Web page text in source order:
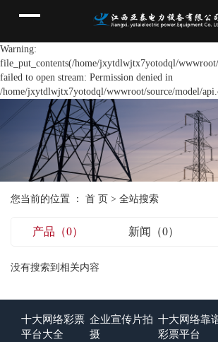
Warning:
file_put_contents(/home/jxytdlwjtx7yotodql/wwwroot/
failed to open stream: Permission denied in
/home/jxytdlwjtx7yotodql/wwwroot/source/model/
您当前的位置 ： 首 页 > 全站搜索
产品（0） 新闻（0）
没有搜索到相关内容
十大网络彩票
平台大全
企业宣传片拍
摄
十大网络靠
彩票平台